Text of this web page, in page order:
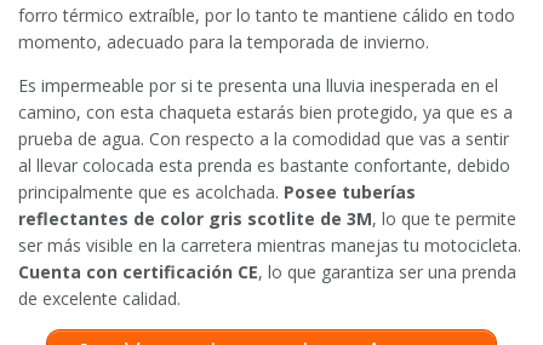
forro térmico extraíble, por lo tanto te mantiene cálido en todo
momento, adecuado para la temporada de invierno.
Es impermeable por si te presenta una lluvia inesperada en el
camino, con esta chaqueta estarás bien protegido, ya que es a
prueba de agua. Con respecto a la comodidad que vas a sentir
al llevar colocada esta prenda es bastante confortante, debido
principalmente que es acolchada. Posee tuberías
reflectantes de color gris scotlite de 3M, lo que te permite
ser más visible en la carretera mientras manejas tu motocicleta.
Cuenta con certificación CE, lo que garantiza ser una prenda
de excelente calidad.